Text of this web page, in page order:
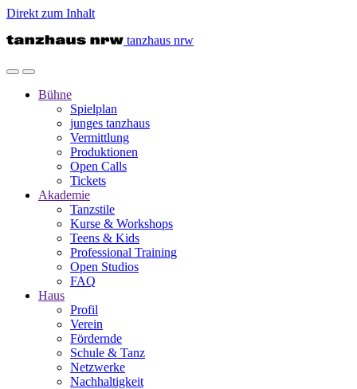
Direkt zum Inhalt
tanzhaus nrw
Bühne
Spielplan
junges tanzhaus
Vermittlung
Produktionen
Open Calls
Tickets
Akademie
Tanzstile
Kurse & Workshops
Teens & Kids
Professional Training
Open Studios
FAQ
Haus
Profil
Verein
Fördernde
Schule & Tanz
Netzwerke
Nachhaltigkeit